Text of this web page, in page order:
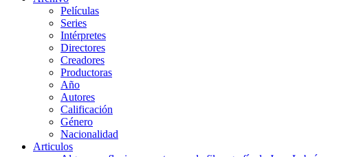
Películas
Series
Intérpretes
Directores
Creadores
Productoras
Año
Autores
Calificación
Género
Nacionalidad
Articulos